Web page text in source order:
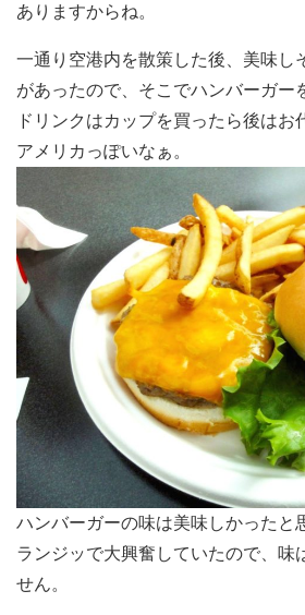
ありますからね。
一通り空港内を散策した後、美味し
があったので、そこでハンバーガー
ドリンクはカップを買ったら後はお
アメリカっぽいなぁ。
ハンバーガーの味は美味しかったと
ランジッで大興奮していたので、味
せん。